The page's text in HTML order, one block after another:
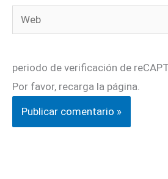
Web
periodo de verificación de
Por favor, recarga la página.